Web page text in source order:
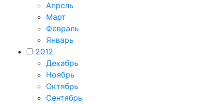
Апрель
Март
Февраль
Январь
2012
Декабрь
Ноябрь
Октябрь
Сентябрь